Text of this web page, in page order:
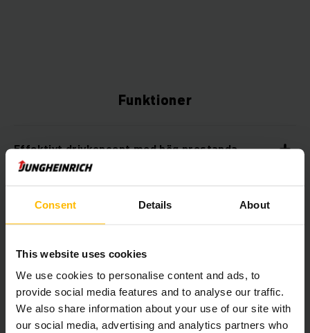
Consent Details About
This website uses cookies
We use cookies to personalise content and ads, to
provide social media features and to analyse our traffic.
We also share information about your use of our site with
our social media, advertising and analytics partners who
Funktioner
Effektivt drivkoncept med hög prestanda
Komfortladdningssystem för litiumjonbatterier